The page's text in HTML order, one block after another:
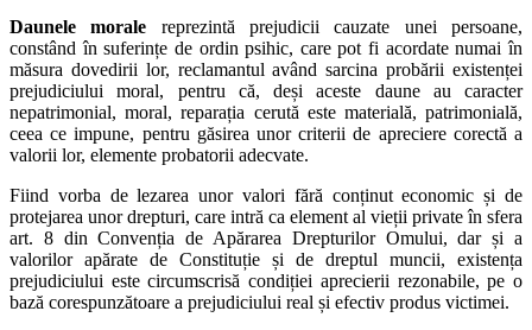
Daunele morale reprezintă prejudicii cauzate unei persoane,
constând în suferințe de ordin psihic, care pot fi acordate numai în
măsura dovedirii lor, reclamantul având sarcina probării existenței
prejudiciului moral, pentru că, deși aceste daune au caracter
nepatrimonial, moral, reparația cerută este materială, patrimonială,
ceea ce impune, pentru găsirea unor criterii de apreciere corectă a
valorii lor, elemente probatorii adecvate.
Fiind vorba de lezarea unor valori fără conținut economic și de
protejarea unor drepturi, care intră ca element al vieții private în sfera
art. 8 din Convenția de Apărarea Drepturilor Omului, dar și a
valorilor apărate de Constituție și de dreptul muncii, existența
prejudiciului este circumscrisă condiției aprecierii rezonabile, pe o
bază corespunzătoare a prejudiciului real și efectiv produs victimei.